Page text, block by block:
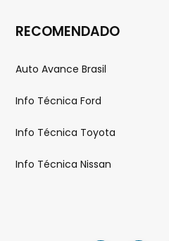
RECOMENDADO
Auto Avance Brasil
Info Técnica Ford
Info Técnica Toyota
Info Técnica Nissan